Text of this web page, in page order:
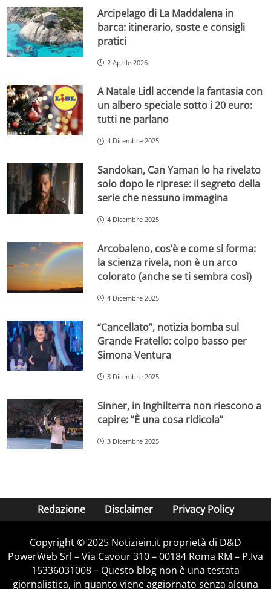
Arcipelago di La Maddalena in
barca: itinerario, soste e consigli
pratici
2 Aprile 2026
A Natale Lidl accende la fantasia con
un albero speciale sotto i 20 euro:
tutti ne parlano
4 Dicembre 2025
Sandokan, Can Yaman lo ha rivelato
solo dopo le riprese: il segreto della
serie che nessuno immagina
4 Dicembre 2025
Arcobaleno, cos’è e come si forma:
la scienza rivela, non è un arco
colorato (anche se ti sembra così)
4 Dicembre 2025
“Cancellato”, notizia bomba sul
Grande Fratello: colpo basso per
Simona Ventura
3 Dicembre 2025
Sinner, in Inghilterra non riescono a
capire: ”È una cosa ridicola”
3 Dicembre 2025
Redazione Disclaimer Privacy Policy
Copyright © 2025 Notiziein.it proprietà di D&D
PowerWeb Srl – Via Cavour 310 – 00184 Roma RM – P.Iva
15336031008 – Questo blog non è una testata
giornalistica, in quanto viene aggiornato senza alcuna